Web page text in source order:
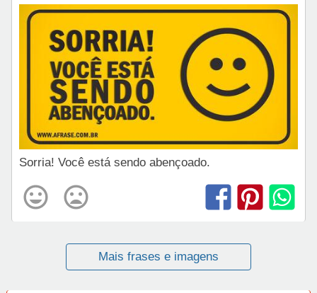
Sorria! Você está sendo abençoado.
Mais frases e imagens